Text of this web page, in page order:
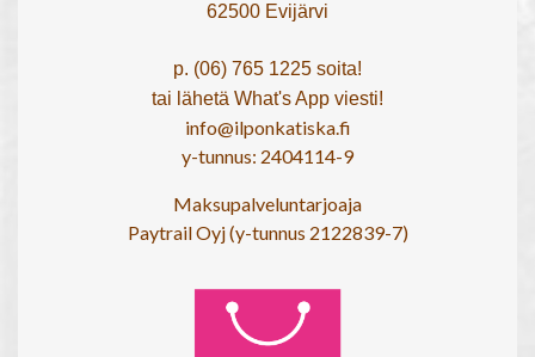
62500 Evijärvi
p. (06) 765 1225 soita!
tai lähetä What's App viesti!
info@ilponkatiska.fi
y-tunnus: 2404114-9
Maksupalveluntarjoaja
Paytrail Oyj (y-tunnus 2122839-7)